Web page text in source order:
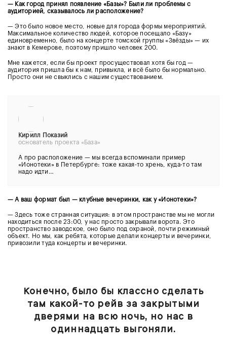
— Как город принял появление «Базы»? Были ли проблемы с
аудиторией, сказывалось ли расположение?
— Это было новое место, новые для города формы мероприятий.
Максимальное количество людей, которое посещало «Базу»
единовременно, было на концерте томской группы «Звёзды» — их
знают в Кемерове, поэтому пришло человек 200.
Мне кажется, если бы проект просуществовал хотя бы год —
аудитория пришла бы к нам, привыкла, и всё было бы нормально.
Просто они не свыклись с нашим существованием.
Кирилл Показий
основатель проекта «База»
А про расположение — мы всегда вспоминали пример
«Ионотеки» в Петербурге: тоже какая-то хрень, куда-то там
надо идти…
— А ваш формат был — клубные вечеринки, как у «Ионотеки»?
— Здесь тоже странная ситуация: в этом пространстве мы не могли
находиться после 23:00, у нас просто закрывали ворота. Это
пространство заводское, оно было под охраной, почти режимный
объект. Но мы, как ребята, которые делали концерты и вечеринки,
привозили туда концерты и вечеринки.
Конечно, было бы классно сделать
там какой-то рейв за закрытыми
дверями на всю ночь, но нас в
одиннадцать выгоняли.